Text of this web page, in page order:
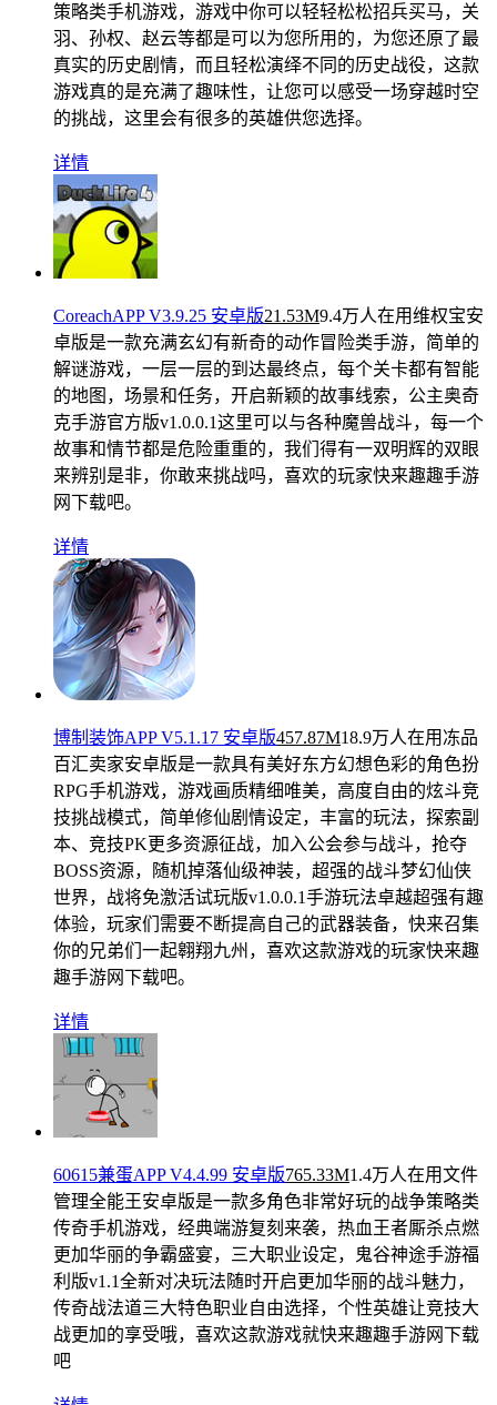
策略类手机游戏，游戏中你可以轻轻松松招兵买马，关
羽、孙权、赵云等都是可以为您所用的，为您还原了最
真实的历史剧情，而且轻松演绎不同的历史战役，这款
游戏真的是充满了趣味性，让您可以感受一场穿越时空
的挑战，这里会有很多的英雄供您选择。
详情
CoreachAPP V3.9.25 安卓版21.53M9.4万人在用维权宝安
卓版是一款充满玄幻有新奇的动作冒险类手游，简单的
解谜游戏，一层一层的到达最终点，每个关卡都有智能
的地图，场景和任务，开启新颖的故事线索，公主奥奇
克手游官方版v1.0.0.1这里可以与各种魔兽战斗，每一个
故事和情节都是危险重重的，我们得有一双明辉的双眼
来辨别是非，你敢来挑战吗，喜欢的玩家快来趣趣手游
网下载吧。
详情
博制装饰APP V5.1.17 安卓版457.87M18.9万人在用 冻品
百汇卖家安卓版是一款具有美好东方幻想色彩的角色扮
RPG手机游戏，游戏画质精细唯美，高度自由的炫斗竞
技挑战模式，简单修仙剧情设定，丰富的玩法，探索副
本、竞技PK更多资源征战，加入公会参与战斗，抢夺
BOSS资源，随机掉落仙级神装，超强的战斗梦幻仙侠
世界，战将免激活试玩版v1.0.0.1手游玩法卓越超强有趣
体验，玩家们需要不断提高自己的武器装备，快来召集
你的兄弟们一起翱翔九州，喜欢这款游戏的玩家快来趣
趣手游网下载吧。
详情
60615兼蛋APP V4.4.99 安卓版765.33M1.4万人在用文件
管理全能王安卓版是一款多角色非常好玩的战争策略类
传奇手机游戏，经典端游复刻来袭，热血王者厮杀点燃
更加华丽的争霸盛宴，三大职业设定，鬼谷神途手游福
利版v1.1全新对决玩法随时开启更加华丽的战斗魅力，
传奇战法道三大特色职业自由选择，个性英雄让竞技大
战更加的享受哦，喜欢这款游戏就快来趣趣手游网下载
吧